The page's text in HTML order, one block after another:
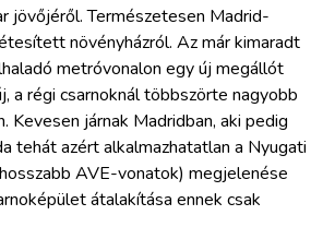
jövőjéről. Természetesen Madrid-
növényházról. Az már kimaradt
metróvonalon egy új megállót
a régi csarnoknál többszörte nagyobb
Kevesen járnak Madridban, aki pedig
tehát azért alkalmazhatatlan a Nyugati
AVE-vonatok) megjelenése
átalakítása ennek csak